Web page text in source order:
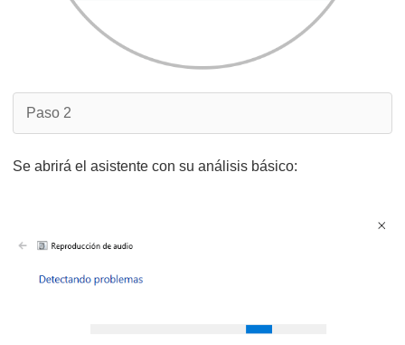
Paso 2
Se abrirá el asistente con su análisis básico: